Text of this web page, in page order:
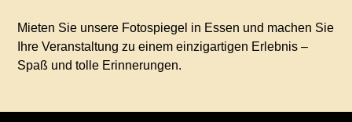
Mieten Sie unsere Fotospiegel in Essen und machen Sie
Ihre Veranstaltung zu einem einzigartigen Erlebnis –
Spaß und tolle Erinnerungen.